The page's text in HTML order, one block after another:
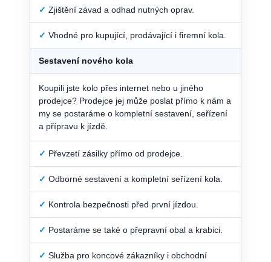
✓ Zjištění závad a odhad nutných oprav.
✓ Vhodné pro kupující, prodávající i firemní kola.
Sestavení nového kola
Koupili jste kolo přes internet nebo u jiného
prodejce? Prodejce jej může poslat přímo k nám a
my se postaráme o kompletní sestavení, seřízení
a přípravu k jízdě.
✓ Převzetí zásilky přímo od prodejce.
✓ Odborné sestavení a kompletní seřízení kola.
✓ Kontrola bezpečnosti před první jízdou.
✓ Postaráme se také o přepravní obal a krabici.
✓ Služba pro koncové zákazníky i obchodní